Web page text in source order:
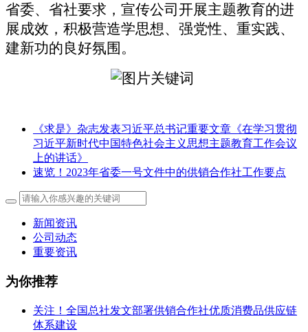
省委、 省社要求，宣传公司 开展主题教育的进
展成效，积极营造学思想、强党性、重实践、
建新功的良好氛围。
《求是》杂志发表习近平总书记重要文章《在学习贯彻
习近平新时代中国特色社会主义思想主题教育工作会议
上的讲话》
速览！2023年省委一号文件中的供销合作社工作要点
新闻资讯
公司动态
重要资讯
为你推荐
关注！全国总社发文部署供销合作社优质消费品供应链
体系建设